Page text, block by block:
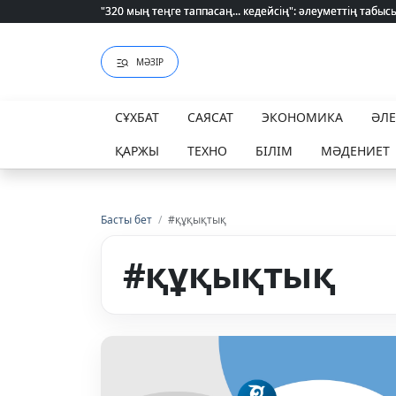
"320 мың теңге таппасаң... кедейсің": әлеуметтің табысы
"320 мың теңге таппасаң... кедейсің": әлеуметтің табысы
МӘЗІР
СҰХБАТ САЯСАТ ЭКОНОМИКА
ҚАРЖЫ
ТЕХНО БІЛІМ МӘДЕНИЕТ
Басты бет / #құқықтық
#құқықтық